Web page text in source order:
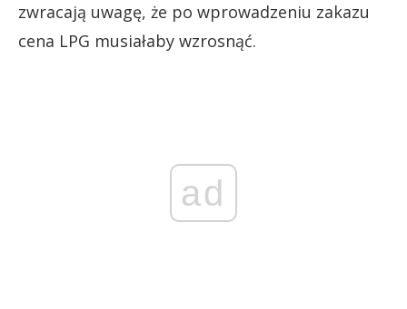
zwracają uwagę, że po wprowadzeniu zakazu
cena LPG musiałaby wzrosnąć.
ad